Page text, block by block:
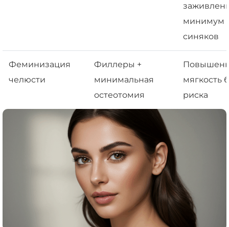
минимум
синяков
Феминизация
челюсти
Филлеры +
минимальная
остеотомия
мягкость
риска